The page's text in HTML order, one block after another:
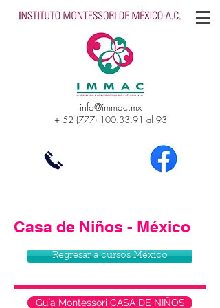
info@immac.mx
+ 52 (777) 100.33.91 al 93
Casa de Niños - México
Regresar a cursos México
Guía Montessori CASA DE NIÑOS